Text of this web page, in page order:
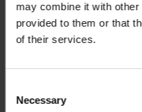
may combine it with other
provided to them or that
of their services.
Selection
Necessary
Transformer